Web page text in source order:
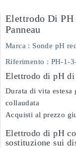
Elettrodo Di
Panneau
Marca : Sonde pH
Riferimento : PH-1-
Elettrodo di pH
Durata di vita estesa
collaudata
Acquisti al prezzo
Elettrodo di pH
sostituzione sui